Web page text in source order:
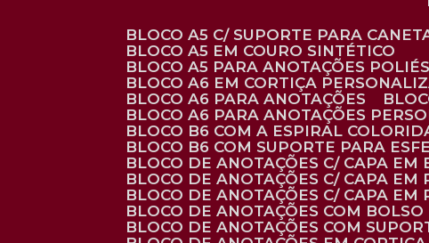
BLOCO A5 C/ SUPORTE PARA
BLOCO A5 EM COURO SINTÉTICO
BLOCO A5 PARA ANOTAÇÕES
BLOCO A6 EM CORTIÇA
BLOCO A6 PARA ANOTAÇÕES
BLOCO A6 PARA ANOTAÇÕES
BLOCO B6 COM A ESPIRAL
BLOCO B6 COM SUPORTE PARA
BLOCO DE ANOTAÇÕES C/ CAPA EM
BLOCO DE ANOTAÇÕES C/ CAPA
BLOCO DE ANOTAÇÕES C/ CAPA
BLOCO DE ANOTAÇÕES COM
BLOCO DE ANOTAÇÕES COM